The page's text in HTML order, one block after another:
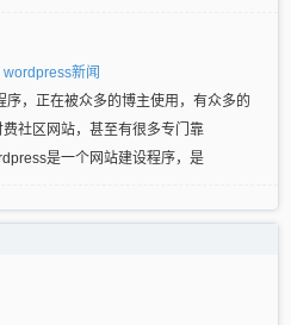
wordpress新闻
，正在被众多的博主使用，有众多的
社区网站，甚至有很多专门靠
是一个网站建设程序，是